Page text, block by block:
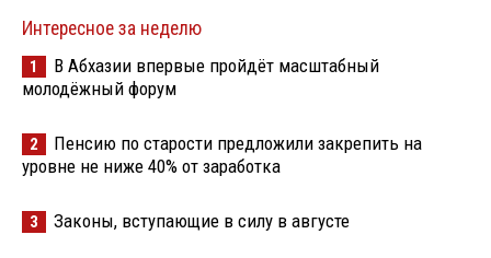
Интересное за неделю
1
В Абхазии впервые пройдёт масштабный
молодёжный форум
2
Пенсию по старости предложили закрепить на
уровне не ниже 40% от заработка
3 Законы, вступающие в силу в августе